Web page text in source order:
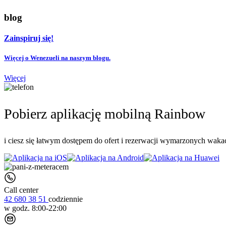
blog
Zainspiruj się!
Więcej o Wenezueli na naszym blogu.
Więcej
Pobierz aplikację mobilną Rainbow
i ciesz się łatwym dostępem do ofert i rezerwacji wymarzonych
Call center
42 680 38 51 codziennie
w godz. 8:00-22:00